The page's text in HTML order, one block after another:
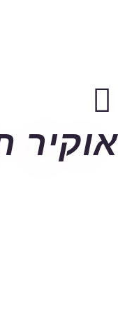
אוקיר